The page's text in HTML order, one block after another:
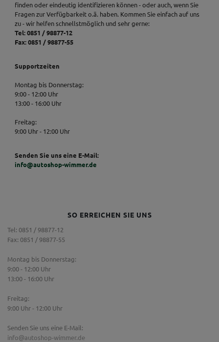
finden oder eindeutig identifizieren können - oder auch, wenn Sie
Fragen zur Verfügbarkeit o.ä. haben. Kommen Sie einfach auf uns
zu - wir helfen schnellstmöglich und sehr gerne:
Tel: 0851 / 98877-12
Fax: 0851 / 98877-55
Supportzeiten
Montag bis Donnerstag:
9:00 - 12:00 Uhr
13:00 - 16:00 Uhr
Freitag:
9:00 Uhr - 12:00 Uhr
Senden Sie uns eine E-Mail:
info@autoshop-wimmer.de
SO ERREICHEN SIE UNS
Tel: 0851 / 98877-12
Fax: 0851 / 98877-55
Montag bis Donnerstag:
9:00 - 12:00 Uhr
13:00 - 16:00 Uhr
Freitag:
9:00 Uhr - 12:00 Uhr
Senden Sie uns eine E-Mail:
info@autoshop-wimmer.de